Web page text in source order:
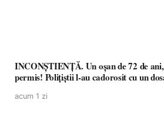
INCONȘTIENȚĂ. Un oșan de 72 de
permis! Polițiștii l-au cadorosit cu un
acum 1 zi